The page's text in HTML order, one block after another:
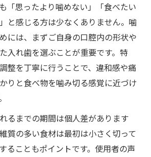
「思ったより噛めない」「食べたい
と感じる方は少なくありません。噛
には、まずご自身の口腔内の形状や
入れ歯を選ぶことが重要です。特
整を丁寧に行うことで、違和感や痛
りと食べ物を噛み切る感覚に近づけ
るまでの期間は個人差があります
質の多い食材は最初は小さく切って
ることもポイントです。使用者の声